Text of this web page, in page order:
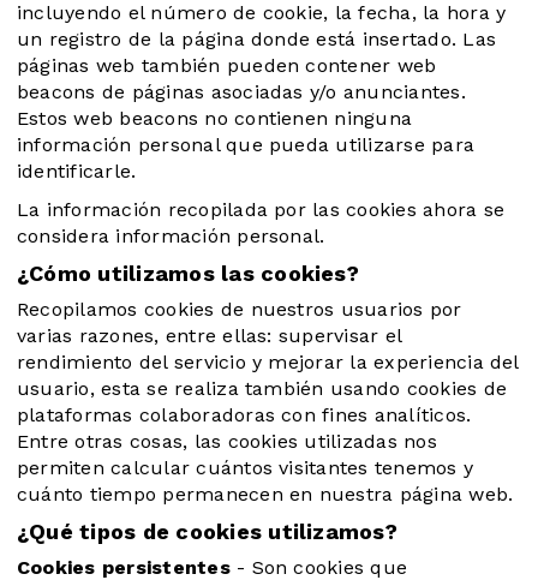
incluyendo el número de cookie, la fecha, la hora y
un registro de la página donde está insertado. Las
páginas web también pueden contener web
beacons de páginas asociadas y/o anunciantes.
Estos web beacons no contienen ninguna
información personal que pueda utilizarse para
identificarle.
La información recopilada por las cookies ahora se
considera información personal.
¿Cómo utilizamos las cookies?
Recopilamos cookies de nuestros usuarios por
varias razones, entre ellas: supervisar el
rendimiento del servicio y mejorar la experiencia del
usuario, esta se realiza también usando cookies de
plataformas colaboradoras con fines analíticos.
Entre otras cosas, las cookies utilizadas nos
permiten calcular cuántos visitantes tenemos y
cuánto tiempo permanecen en nuestra página web.
¿Qué tipos de cookies utilizamos?
Cookies persistentes- Son cookies que